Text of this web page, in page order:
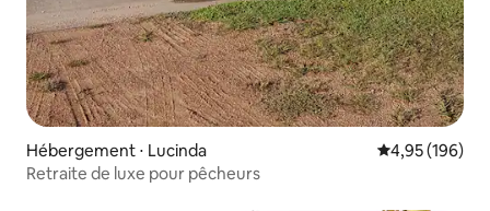
Hébergement ⋅ Lucinda Évaluation
4,95 (196)
Retraite de luxe pour pêcheurs